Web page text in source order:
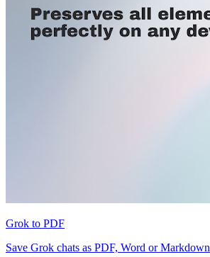
Grok to PDF
Save Grok chats as PDF, Word or Markdown